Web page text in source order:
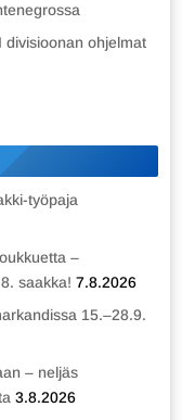
divisioonan ohjelmat
työpaja
–
saakka! 7.8.2026
15.–28.9.
– neljäs
3.8.2026